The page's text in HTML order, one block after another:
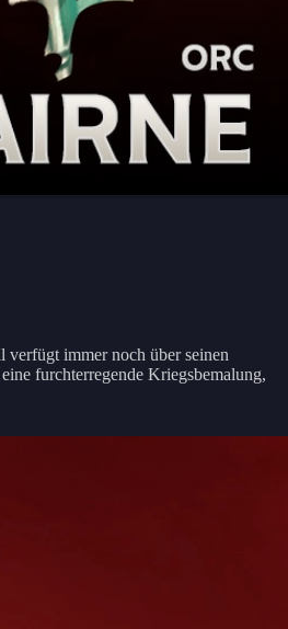
verfügt immer noch über seinen
furchterregende Kriegsbemalung,